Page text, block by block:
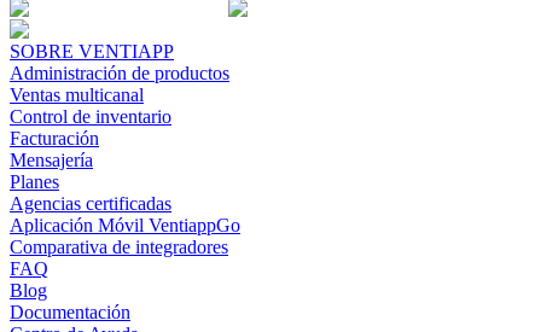
SOBRE VENTIAPP
Administración de productos
Ventas multicanal
Control de inventario
Facturación
Mensajería
Planes
Agencias certificadas
Aplicación Móvil VentiappGo
Comparativa de integradores
FAQ
Blog
Documentación